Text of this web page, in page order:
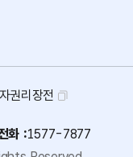
권리장전
화 :1577-7877